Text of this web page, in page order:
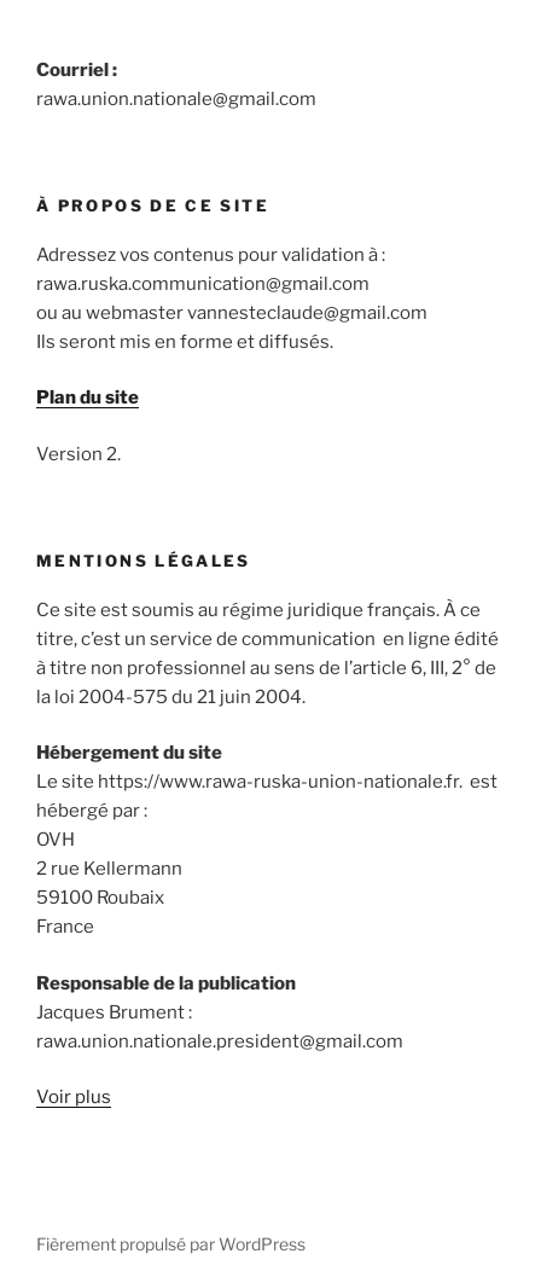
Courriel :
rawa.union.nationale@gmail.com
À PROPOS DE CE SITE
Adressez vos contenus pour validation à :
rawa.ruska.communication@gmail.com
ou au webmaster vannesteclaude@gmail.com
Ils seront mis en forme et diffusés.
Plan du site
Version 2.
MENTIONS LÉGALES
Ce site est soumis au régime juridique français. À ce
titre, c’est un service de communication en ligne édité
à titre non professionnel au sens de l’article 6, III, 2° de
la loi 2004-575 du 21 juin 2004.
Hébergement du site
Le site https://www.rawa-ruska-union-nationale.fr. est
hébergé par :
OVH
2 rue Kellermann
59100 Roubaix
France
Responsable de la publication
Jacques Brument :
rawa.union.nationale.president@gmail.com
Voir plus
Fièrement propulsé par WordPress